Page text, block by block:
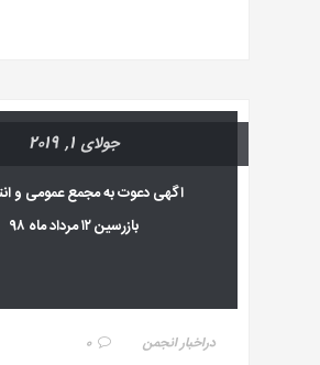
جولای 1, 2019
اگهی دعوت به مجمع عمومی و
بازرسین ۱۲ مرداد ماه ۹۸
دراخبار انجمن 0